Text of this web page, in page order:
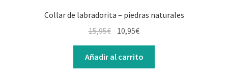
Collar de labradorita – piedras naturales
15,95€ 10,95€
Añadir al carrito